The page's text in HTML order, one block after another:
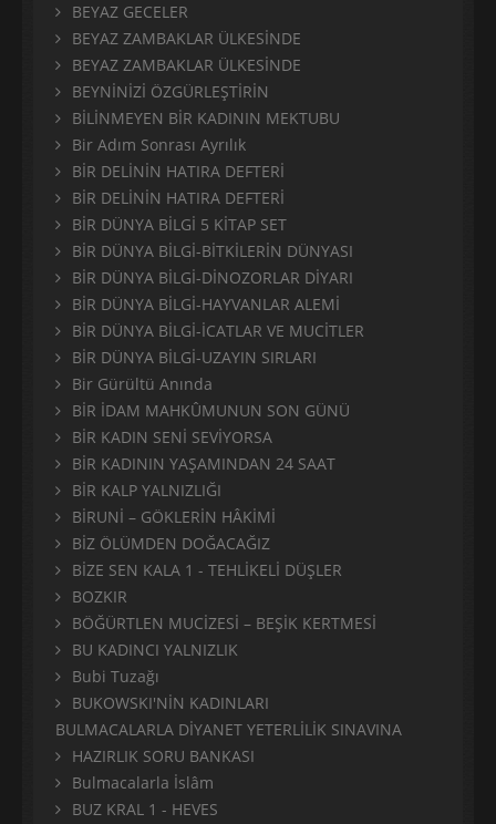
BEYAZ GECELER
BEYAZ ZAMBAKLAR ÜLKESİNDE
BEYAZ ZAMBAKLAR ÜLKESİNDE
BEYNİNİZİ ÖZGÜRLEŞTİRİN
BİLİNMEYEN BİR KADININ MEKTUBU
Bir Adım Sonrası Ayrılık
BİR DELİNİN HATIRA DEFTERİ
BİR DELİNİN HATIRA DEFTERİ
BİR DÜNYA BİLGİ 5 KİTAP SET
BİR DÜNYA BİLGİ-BİTKİLERİN DÜNYASI
BİR DÜNYA BİLGİ-DİNOZORLAR DİYARI
BİR DÜNYA BİLGİ-HAYVANLAR ALEMİ
BİR DÜNYA BİLGİ-İCATLAR VE MUCİTLER
BİR DÜNYA BİLGİ-UZAYIN SIRLARI
Bir Gürültü Anında
BİR İDAM MAHKÛMUNUN SON GÜNÜ
BİR KADIN SENİ SEVİYORSA
BİR KADININ YAŞAMINDAN 24 SAAT
BİR KALP YALNIZLIĞI
BİRUNİ – GÖKLERİN HÂKİMİ
BİZ ÖLÜMDEN DOĞACAĞIZ
BİZE SEN KALA 1 - TEHLİKELİ DÜŞLER
BOZKIR
BÖĞÜRTLEN MUCİZESİ – BEŞİK KERTMESİ
BU KADINCI YALNIZLIK
Bubi Tuzağı
BUKOWSKI'NİN KADINLARI
BULMACALARLA DİYANET YETERLİLİK SINAVINA
HAZIRLIK SORU BANKASI
Bulmacalarla İslâm
BUZ KRAL 1 - HEVES